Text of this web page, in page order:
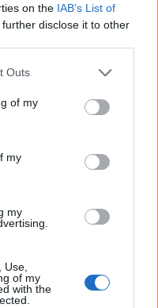
on the IAB’s List of
disclose it to other
one or more Google
You may click to
its third-party tags to
in below Google
Outs
of my
my
my
of my
with the